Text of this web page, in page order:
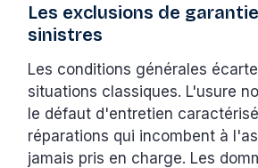
Les exclusions de
sinistres
Les conditions générales
situations classiques. L'usure
le défaut d'entretien
réparations qui incombent à
jamais pris en charge. Les